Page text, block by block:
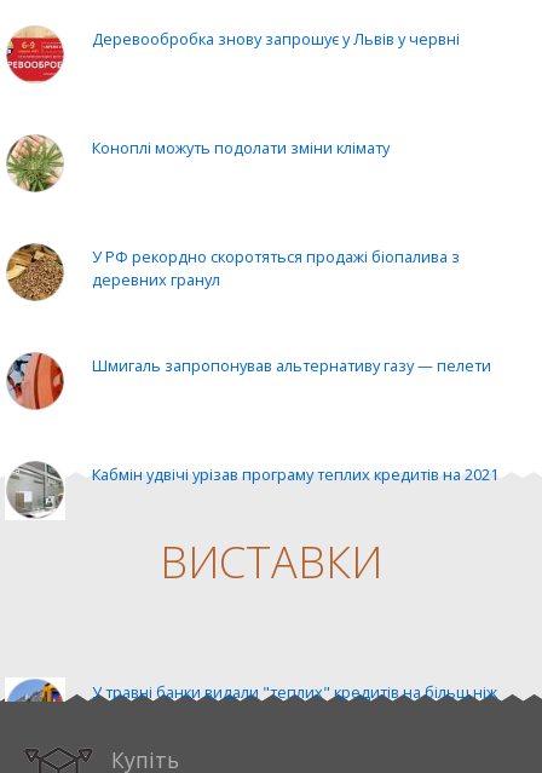
Деревообробка знову запрошує у Львів у червні
Коноплі можуть подолати зміни клімату
У РФ рекордно скоротяться продажі біопалива з
деревних гранул
Шмигаль запропонував альтернативу газу — пелети
Кабмін удвічі урізав програму теплих кредитів на 2021
ЄС може дати теплий кредит на € 300 млн
У травні банки видали "теплих" кредитів на більш ніж
ВИСТАВКИ
Купіть